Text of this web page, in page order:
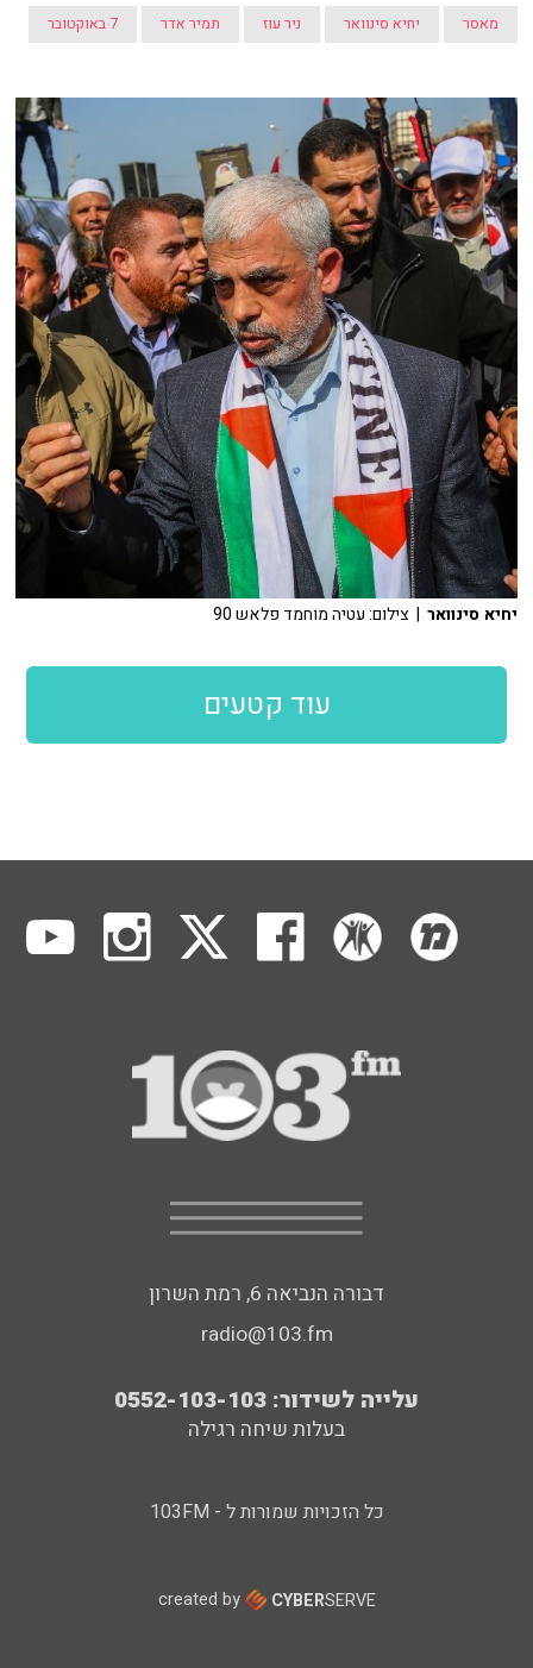
מאסר יחיא סינוואר ניר עוז תמיר אדר 7 באוקטובר
יחיא סינוואר | צילום: עטיה מוחמד פלאש 90
עוד קטעים
דבורה הנביאה 6, רמת השרון
radio@103.fm
עלייה לשידור: 0552-103-103
בעלות שיחה רגילה
כל הזכויות שמורות ל - 103FM
created by CYBERSERVE